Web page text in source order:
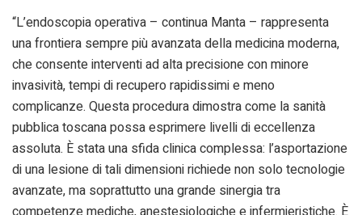
“L’endoscopia operativa – continua Manta – rappresenta
una frontiera sempre più avanzata della medicina moderna,
che consente interventi ad alta precisione con minore
invasività, tempi di recupero rapidissimi e meno
complicanze. Questa procedura dimostra come la sanità
pubblica toscana possa esprimere livelli di eccellenza
assoluta. È stata una sfida clinica complessa: l’asportazione
di una lesione di tali dimensioni richiede non solo tecnologie
avanzate, ma soprattutto una grande sinergia tra